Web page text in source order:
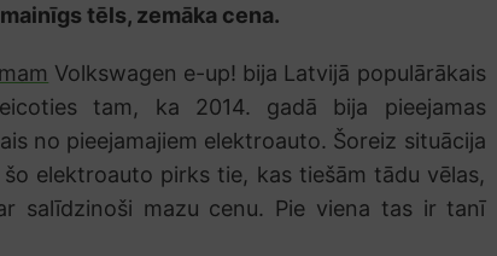
tēls, zemāka cena.
Volkswagen e-up! bija Latvijā populārākais
tam, ka 2014. gadā bija pieejamas
no pieejamajiem elektroauto. Šoreiz situācija
elektroauto pirks tie, kas tiešām tādu vēlas,
salīdzinoši mazu cenu. Pie viena tas ir tanī